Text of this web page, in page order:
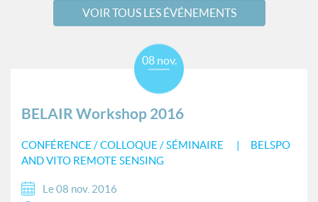
VOIR TOUS LES ÉVÉNEMENTS
BELAIR Workshop 2016
CONFÉRENCE / COLLOQUE / SÉMINAIRE
BELSPO
AND VITO REMOTE SENSING
08 nov.
Le 08 nov. 2016